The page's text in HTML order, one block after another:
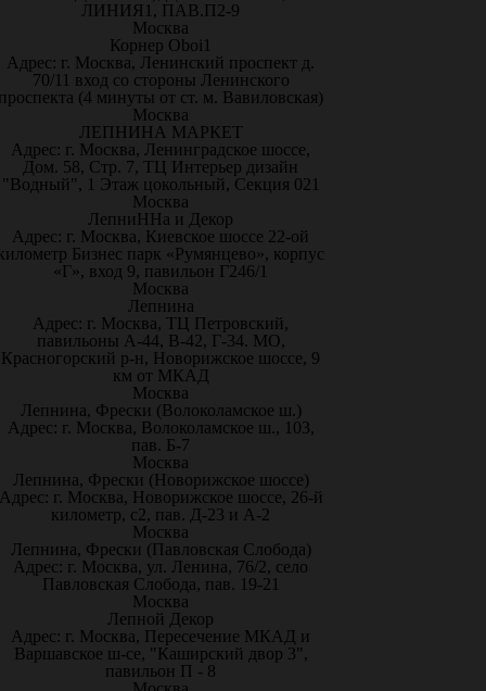
ЛИНИЯ1, ПАВ.П2-9
Москва
Корнер Oboi1
Адрес: г. Москва, Ленинский проспект д.
70/11 вход со стороны Ленинского
(4 минуты от ст. м. Вавиловская)
Москва
ЛЕПНИНА МАРКЕТ
Адрес: г. Москва, Ленинградское шоссе,
Дом. 58, Стр. 7, ТЦ Интерьер дизайн
"Водный", 1 Этаж цокольный, Секция 021
Москва
ЛепниННа и Декор
Адрес: г. Москва, Киевское шоссе 22-ой
Бизнес парк «Румянцево», корпус
«Г», вход 9, павильон Г246/1
Москва
Лепнина
Адрес: г. Москва, ТЦ Петровский,
павильоны А-44, В-42, Г-34. МО,
Красногорский р-н, Новорижское шоссе, 9
км от МКАД
Москва
Лепнина, Фрески (Волоколамское ш.)
Адрес: г. Москва, Волоколамское ш., 103,
пав. Б-7
Москва
Лепнина, Фрески (Новорижское шоссе)
г. Москва, Новорижское шоссе, 26-й
километр, с2, пав. Д-23 и А-2
Москва
Лепнина, Фрески (Павловская Слобода)
Адрес: г. Москва, ул. Ленина, 76/2, село
Павловская Слобода, пав. 19-21
Москва
Лепной Декор
Адрес: г. Москва, Пересечение МКАД и
Варшавское ш-се, "Каширский двор 3",
павильон П - 8